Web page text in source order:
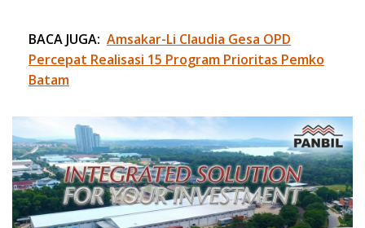
BACA JUGA: Amsakar-Li Claudia Gesa OPD
Percepat Realisasi 15 Program Prioritas Pemko
Batam